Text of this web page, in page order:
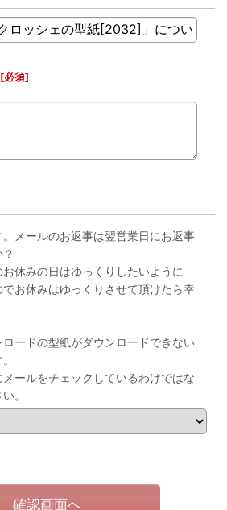
[必須]
メールのお返事は翌営業日にお返事
休みの日はゆっくりしたいように
お休みはゆっくりさせて頂けたら幸
ードの型紙がダウンロードできない
ールをチェックしているわけではな
。
確認画面へ